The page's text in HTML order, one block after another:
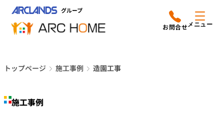
ッ
アークホームについて
施工事例
店舗案内
メニュー
営業時間は
平日9時から18時までと
電話をかける
トップページ 施工事例 造園工事
施工事例